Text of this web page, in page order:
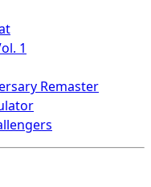
1
Remaster